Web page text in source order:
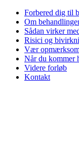
Forbered dig til
Om
Sådan virker
Risici og
Vær
Når du kommer
Videre forløb
Kontakt